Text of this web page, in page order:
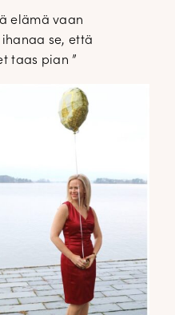
elämä vaan
se, että
taas pian ”